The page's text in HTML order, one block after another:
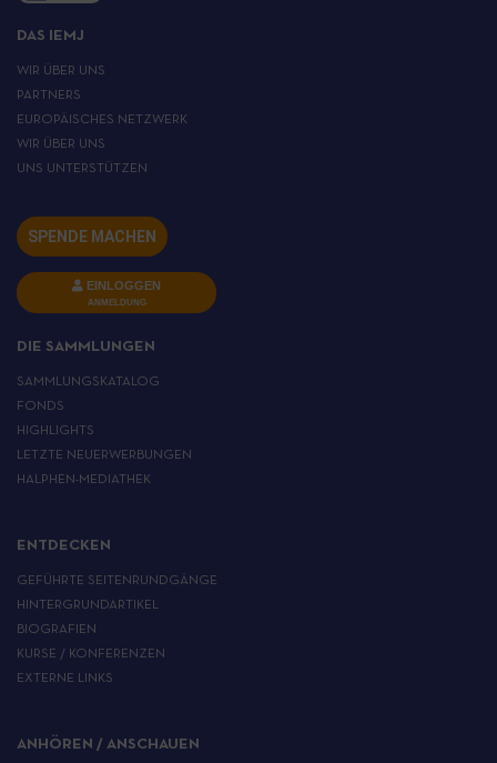
DAS IEMJ
WIR ÜBER UNS
PARTNERS
EUROPÄISCHES NETZWERK
WIR ÜBER UNS
UNS UNTERSTÜTZEN
SPENDE MACHEN
EINLOGGEN
ANMELDUNG
DIE SAMMLUNGEN
SAMMLUNGSKATALOG
FONDS
HIGHLIGHTS
LETZTE NEUERWERBUNGEN
HALPHEN-MEDIATHEK
ENTDECKEN
GEFÜHRTE SEITENRUNDGÄNGE
HINTERGRUNDARTIKEL
BIOGRAFIEN
KURSE / KONFERENZEN
EXTERNE LINKS
ANHÖREN / ANSCHAUEN